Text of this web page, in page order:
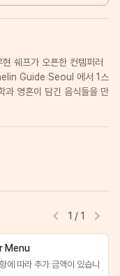
쉐프가 오픈한 컨템퍼러
Guide Seoul 에서 1스
과 영혼이 담긴 음식들을 만
1 / 1
Menu
에 따라 추가 금액이 있습니